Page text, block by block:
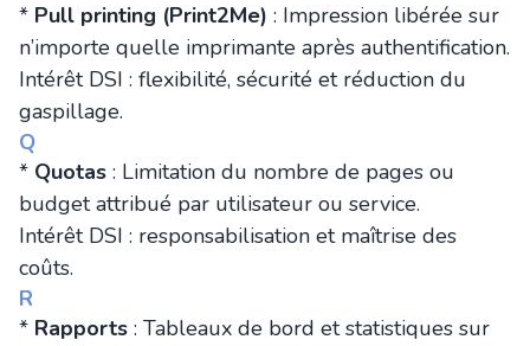
* Pull printing (Print2Me) : Impression libérée sur
n’importe quelle imprimante après authentification.
Intérêt DSI : flexibilité, sécurité et réduction du
gaspillage.
Q
* Quotas : Limitation du nombre de pages ou
budget attribué par utilisateur ou service.
Intérêt DSI : responsabilisation et maîtrise des
coûts.
R
* Rapports : Tableaux de bord et statistiques sur